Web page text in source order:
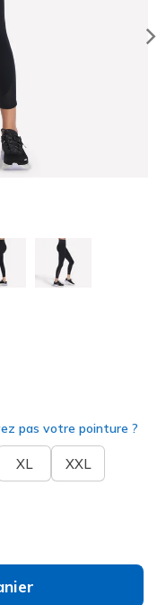
pas votre pointure ?
XL XXL